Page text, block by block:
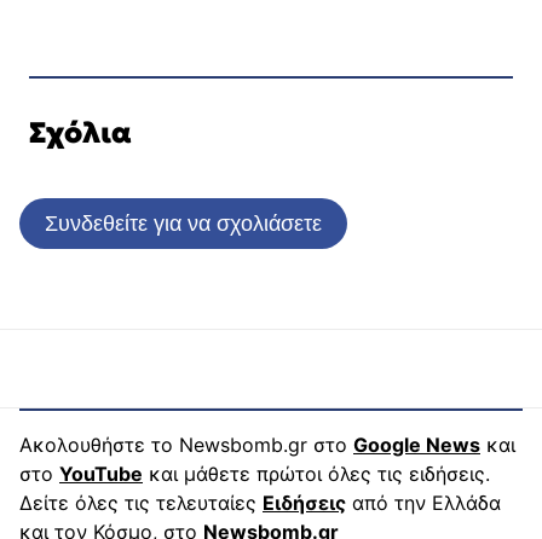
Σχόλια
Συνδεθείτε για να σχολιάσετε
Ακολουθήστε το Newsbomb.gr στο Google News και
στο YouTube και μάθετε πρώτοι όλες τις ειδήσεις.
Δείτε όλες τις τελευταίες Ειδήσεις από την Ελλάδα
και τον Κόσμο, στο Newsbomb.gr